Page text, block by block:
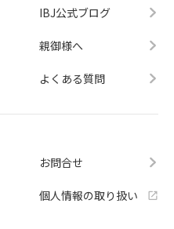
IBJ公式ブログ
親御様へ
よくある質問
お問合せ
個人情報の取り扱い